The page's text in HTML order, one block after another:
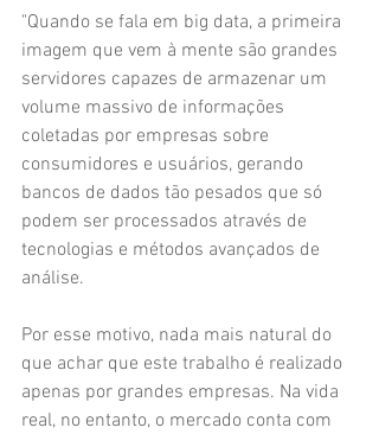
"Quando se fala em big data, a primeira
imagem que vem à mente são grandes
servidores capazes de armazenar um
volume massivo de informações
coletadas por empresas sobre
consumidores e usuários, gerando
bancos de dados tão pesados que só
podem ser processados através de
tecnologias e métodos avançados de
análise.
Por esse motivo, nada mais natural do
que achar que este trabalho é realizado
apenas por grandes empresas. Na vida
real, no entanto, o mercado conta com